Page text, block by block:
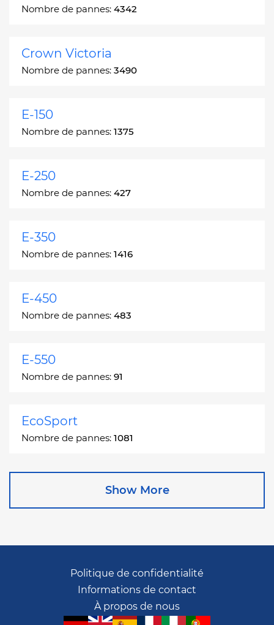
Nombre de pannes: 4342
Crown Victoria
Nombre de pannes: 3490
E-150
Nombre de pannes: 1375
E-250
Nombre de pannes: 427
E-350
Nombre de pannes: 1416
E-450
Nombre de pannes: 483
E-550
Nombre de pannes: 91
EcoSport
Nombre de pannes: 1081
Escape
Escape Hybrid
Nombre de pannes:1666
Show More
Politique de confidentialité
Informations de contact
À propos de nous